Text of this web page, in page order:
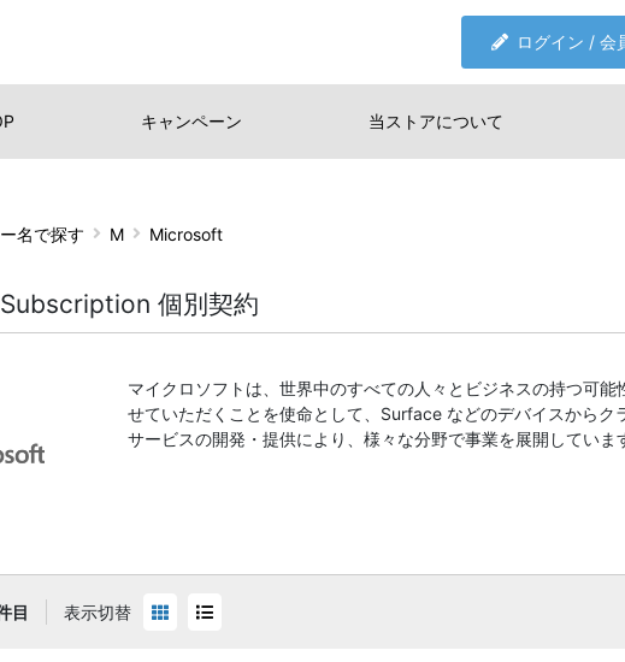
ログイン / 会
キャンペーン 当ストアについて
名で探す M Microsoft
個別契約
マイクロソフトは、世界中のすべての人々とビジネスの持つ可能
せていただくことを使命として、Surface などのデバイスからク
サービスの開発・提供により、様々な分野で事業を展開していま
目 表示切替